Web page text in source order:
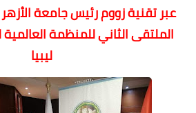
عبر تقنية زووم رئيس جامعة
الملتقى الثاني للمنظمة
ليبيا